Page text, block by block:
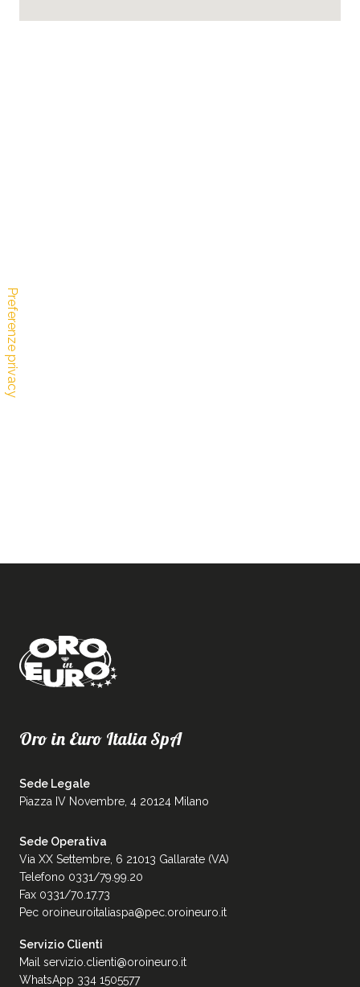
Oro in Euro Italia SpA
Sede Legale
Piazza IV Novembre, 4 20124 Milano
Sede Operativa
Via XX Settembre, 6 21013 Gallarate (VA)
Telefono 0331/79.99.20
Fax 0331/70.17.73
Pec oroineuroitaliaspa@pec.oroineuro.it
Servizio Clienti
Mail servizio.clienti@oroineuro.it
WhatsApp 334 1505577